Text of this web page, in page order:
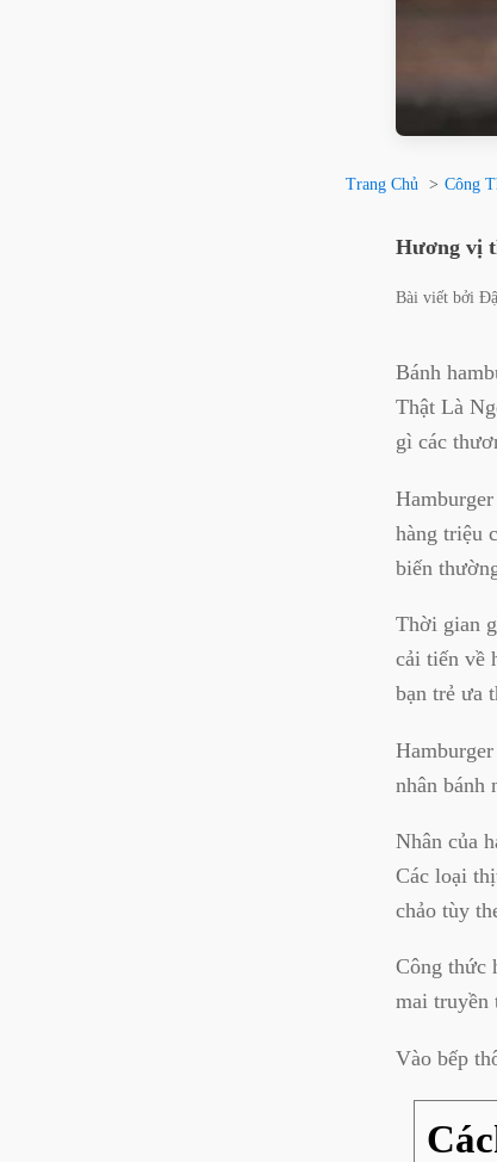
Trang Chủ Công
Hương vị
Bài viết bởi
Bánh
Thật Là
gì các
hàng triệu
biến
Thời gian
cải tiến về
bạn trẻ ưa
nhân bánh
Nhân của
Các loại
chảo tùy
Công thức
mai truyền
Vào bếp